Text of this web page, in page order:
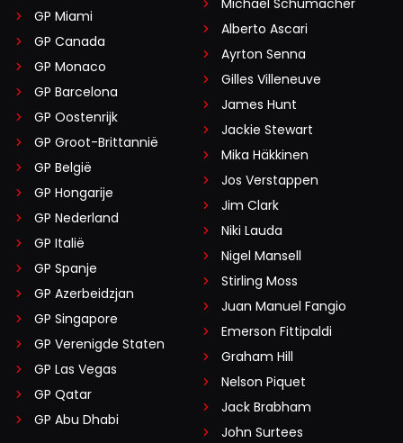
GP Miami
GP Canada
GP Monaco
GP Barcelona
GP Oostenrijk
GP Groot-Brittannië
GP België
GP Hongarije
GP Nederland
GP Italië
GP Spanje
GP Azerbeidzjan
GP Singapore
GP Verenigde Staten
GP Las Vegas
GP Qatar
GP Abu Dhabi
Michael Schumacher
Alberto Ascari
Ayrton Senna
Gilles Villeneuve
James Hunt
Jackie Stewart
Mika Häkkinen
Jos Verstappen
Jim Clark
Niki Lauda
Nigel Mansell
Stirling Moss
Juan Manuel Fangio
Emerson Fittipaldi
Graham Hill
Nelson Piquet
Jack Brabham
John Surtees